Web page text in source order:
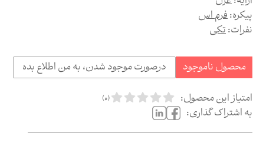
پیکره:فرم اس
نفرات:تکی
محصول ناموجود
درصورت موجود شدن، به من اطلاع بده
امتیاز این محصول:
(
0
)
به اشتراک گذاری: